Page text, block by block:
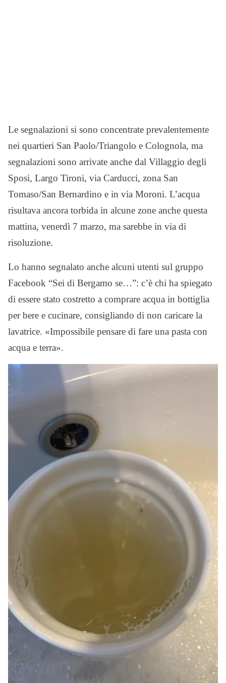
Le segnalazioni si sono concentrate prevalentemente
nei quartieri San Paolo/Triangolo e Colognola, ma
segnalazioni sono arrivate anche dal Villaggio degli
Sposi, Largo Tironi, via Carducci, zona San
Tomaso/San Bernardino e in via Moroni. L’acqua
risultava ancora torbida in alcune zone anche questa
mattina, venerdì 7 marzo, ma sarebbe in via di
risoluzione.
Lo hanno segnalato anche alcuni utenti sul gruppo
Facebook “Sei di Bergamo se…”: c’è chi ha spiegato
di essere stato costretto a comprare acqua in bottiglia
per bere e cucinare, consigliando di non caricare la
lavatrice. «Impossibile pensare di fare una pasta con
acqua e terra».